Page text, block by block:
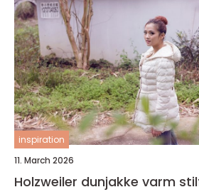
inspiration
11. March 2026
Holzweiler dunjakke varm stilfavoritt